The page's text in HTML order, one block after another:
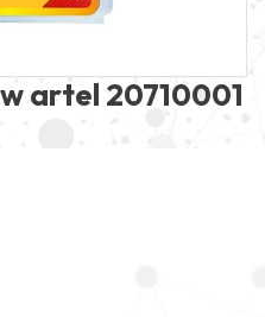
artel 20710001